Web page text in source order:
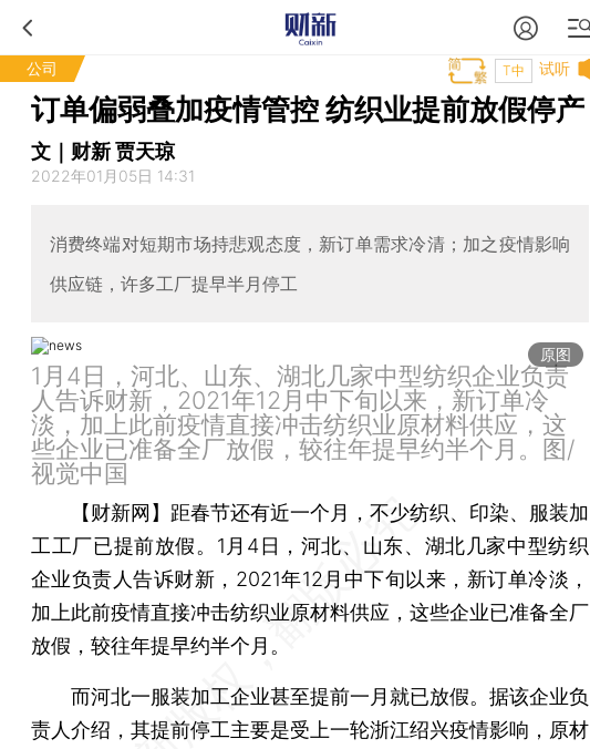
公司 试听
T中
订单偏弱叠加疫情管控 纺织业提前放假停产
文｜财新 贾天琼
2022年01月05日 14:31
消费终端对短期市场持悲观态度，新订单需求冷清；加之疫情影响
供应链，许多工厂提早半月停工
原图
1月4日，河北、山东、湖北几家中型纺织企业负责
人告诉财新，2021年12月中下旬以来，新订单冷
淡，加上此前疫情直接冲击纺织业原材料供应，这
些企业已准备全厂放假，较往年提早约半个月。图/
视觉中国
【财新网】 距春节还有近一个月，不少纺织、印染、服装加
工工厂已提前放假。1月4日，河北、山东、湖北几家中型纺织
企业负责人告诉财新，2021年12月中下旬以来，新订单冷淡，
加上此前疫情直接冲击纺织业原材料供应，这些企业已准备全厂
放假，较往年提早约半个月。
而河北一服装加工企业甚至提前一月就已放假。据该企业负
责人介绍，其提前停工主要是受上一轮浙江绍兴疫情影响，原材